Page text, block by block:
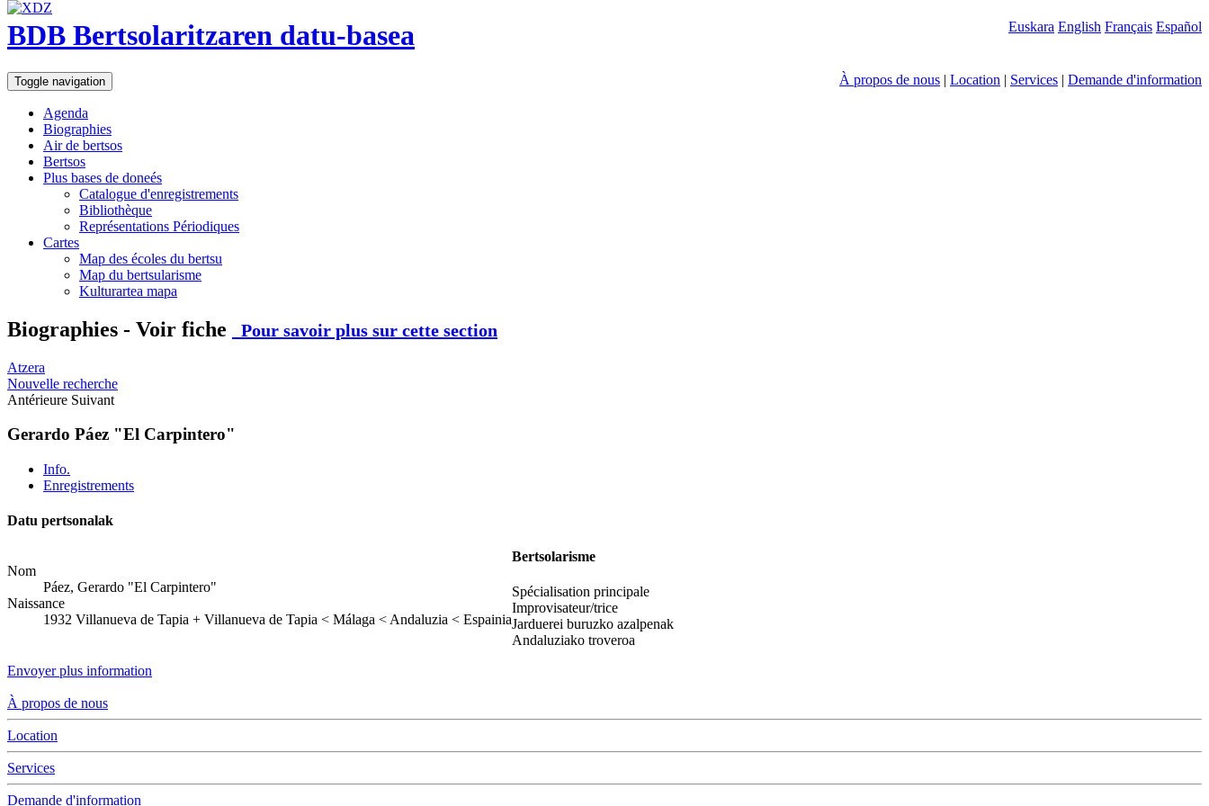
Euskara English Français Español
BDB Bertsolaritzaren datu-basea
À propos de nous | Location | Services | Demande d'information
Toggle navigation
Agenda
Biographies
Air de bertsos
Bertsos
Plus bases de doneés
Catalogue d'enregistrements
Bibliothèque
Représentations Périodiques
Cartes
Map des écoles du bertsu
Map du bertsularisme
Kulturartea mapa
Biographies - Voir fiche Pour savoir plus sur cette section
Atzera
Nouvelle recherche
Antérieure Suivant
Gerardo Páez "El Carpintero"
Info.
Enregistrements
Datu pertsonalak
Nom
Páez, Gerardo "El Carpintero"
Naissance
1932 Villanueva de Tapia + Villanueva de Tapia < Málaga < Andaluzia < Espainia
Bertsolarisme
Spécialisation principale
Improvisateur/trice
Jarduerei buruzko azalpenak
Andaluziako troveroa
Envoyer plus information
À propos de nous
Location
Services
Demande d'information